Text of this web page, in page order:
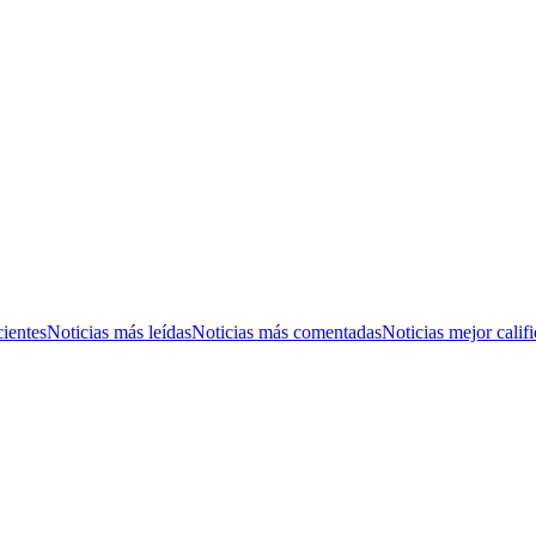
Noticias más leídasNoticias más comentadasNoticias mejor